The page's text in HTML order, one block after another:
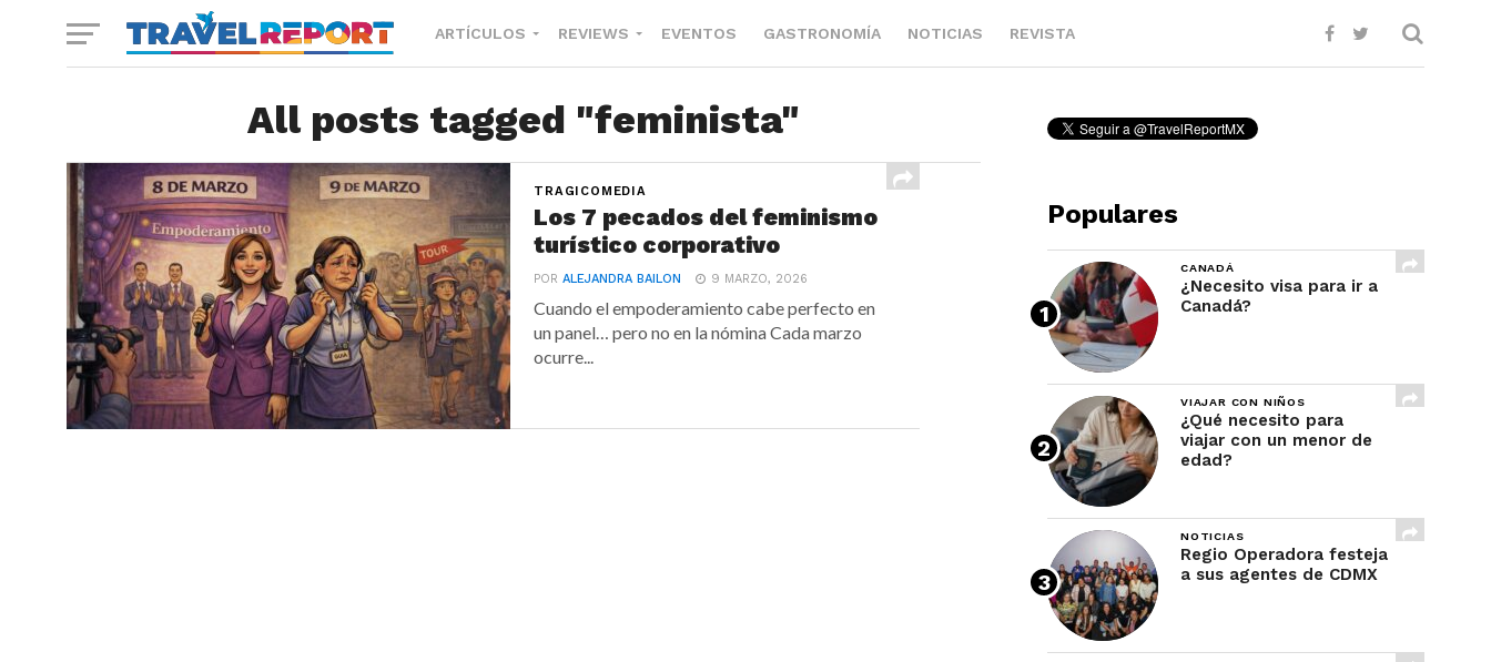
ARTÍCULOS REVIEWS EVENTOS GASTRONOMÍA NOTICIAS REVISTA
All posts tagged "feminista"
TRAGICOMEDIA
Los 7 pecados del feminismo
turístico corporativo
PORALEJANDRA BAILON 9 MARZO, 2026
Cuando el empoderamiento cabe perfecto en
un panel… pero no en la nómina Cada marzo
ocurre...
Populares
CANADÁ
¿Necesito visa para ir a
Canadá?
VIAJAR CON NIÑOS
¿Qué necesito para
viajar con un menor de
edad?
NOTICIAS
Regio Operadora festeja
a sus agentes de CDMX